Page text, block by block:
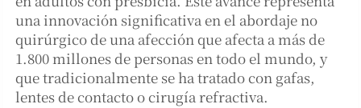
una innovación significativa en el abordaje no
quirúrgico de una afección que afecta a más de
1.800 millones de personas en todo el mundo, y
que tradicionalmente se ha tratado con gafas,
lentes de contacto o cirugía refractiva.